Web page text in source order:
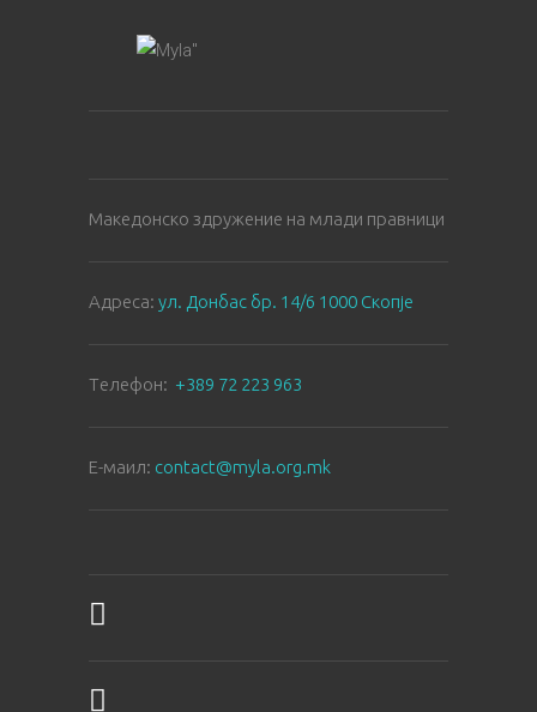
Македонско здружение на млади правници
Aдреса: ул. Донбас бр. 14/6 1000 Скопје
Tелефон: +389 72 223 963
E-маил: contact@myla.org.mk